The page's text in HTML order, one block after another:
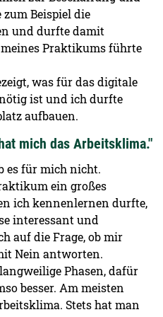
Beispiel die
und durfte damit
Praktikums führte
was für das digitale
ist und ich durfte
aufbauen.
mich das Arbeitsklima."
es für mich nicht.
ein großes
ich kennenlernen durfte,
interessant und
auf die Frage, ob mir
Nein antworten.
Phasen, dafür
besser. Am meisten
Stets hat man